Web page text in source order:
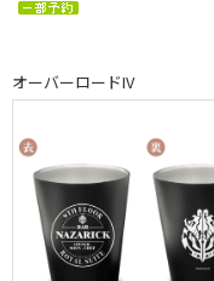
オーバーロードIV